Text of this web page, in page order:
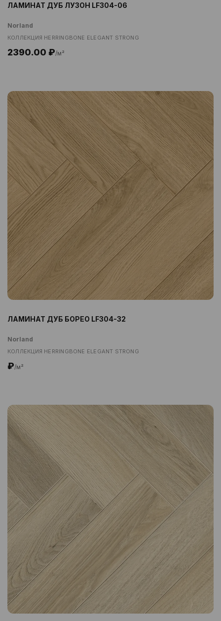
ЛАМИНАТ ДУБ ЛУЗОН LF304-06
Norland
КОЛЛЕКЦИЯ HERRINGBONE ELEGANT STRONG
2390.00 ₽/м²
ЛАМИНАТ ДУБ БОРЕО LF304-32
Norland
КОЛЛЕКЦИЯ HERRINGBONE ELEGANT STRONG
₽/м²